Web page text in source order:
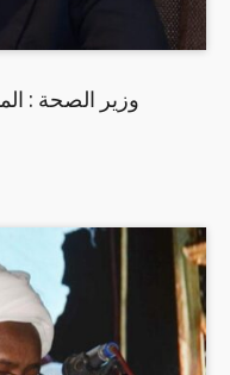
وزير الصحة :